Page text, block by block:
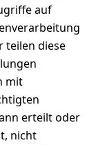
auf
teilen diese
mit
erteilt oder
nicht
Zahle
bequem per